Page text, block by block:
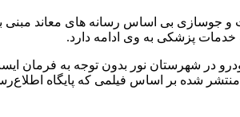
و جوسازی بی اساس رسانه های معاند مبنی
خدمات پزشکی به وی ادامه دارد.
در شهرستان نور بدون توجه به فرمان
شده بر اساس فیلمی که پایگاه